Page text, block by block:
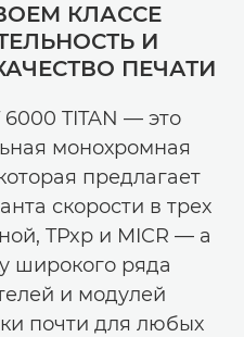
КЛАССЕ
И
ПЕЧАТИ
TITAN — это
монохромная
предлагает
скорости в трех
TPxp и MICR — а
широкого ряда
и модулей
почти для любых